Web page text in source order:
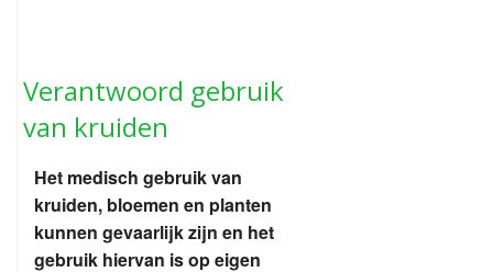
Verantwoord gebruik
van kruiden
Het medisch gebruik van
kruiden, bloemen en planten
kunnen gevaarlijk zijn en het
gebruik hiervan is op eigen